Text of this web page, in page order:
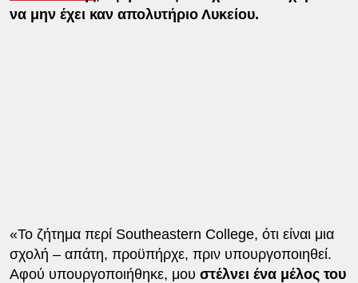
να μην έχει καν απολυτήριο Λυκείου.
«Το ζήτημα περί Southeastern College, ότι είναι μια
σχολή – απάτη, προϋπήρχε, πριν υπουργοποιηθεί.
Αφού υπουργοποιήθηκε, μου στέλνει ένα μέλος του